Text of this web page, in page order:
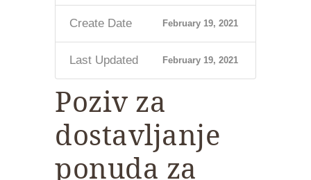
Create Date February 19, 2021
Last Updated February 19, 2021
Poziv za
dostavljanje
ponuda za